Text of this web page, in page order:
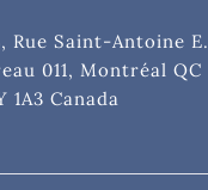
Rue Saint-Antoine E.
011, Montréal QC
1A3 Canada